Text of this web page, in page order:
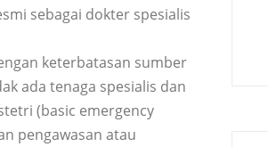
sebagai dokter spesialis
keterbatasan sumber
ada tenaga spesialis dan
(basic emergency
pengawasan atau